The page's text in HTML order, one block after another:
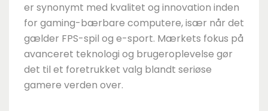
er synonymt med kvalitet og innovation inden
for gaming-bærbare computere, især når det
gælder FPS-spil og e-sport. Mærkets fokus på
avanceret teknologi og brugeroplevelse gør
det til et foretrukket valg blandt seriøse
gamere verden over.